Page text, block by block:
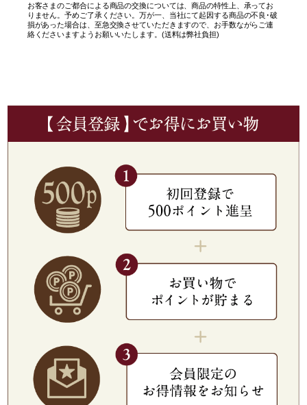
お客さまのご都合による商品の交換については、商品の特性上、承ってお
りません。予めご了承ください。万が一、当社にて起因する商品の不良･破
損があった場合は、至急交換させていただきますので、お手数ながらご連
絡くださいますようお願いいたします。(送料は弊社負担)